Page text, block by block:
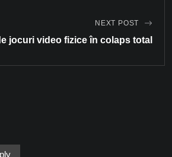
NEXT POST
jocuri video fizice în colaps total